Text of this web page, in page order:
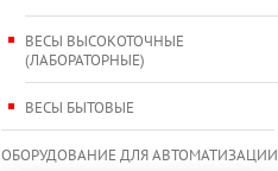
ВЕСЫ ВЫСОКОТОЧНЫЕ
(ЛАБОРАТОРНЫЕ)
ВЕСЫ БЫТОВЫЕ
ОБОРУДОВАНИЕ ДЛЯ АВТОМАТИЗАЦИИ